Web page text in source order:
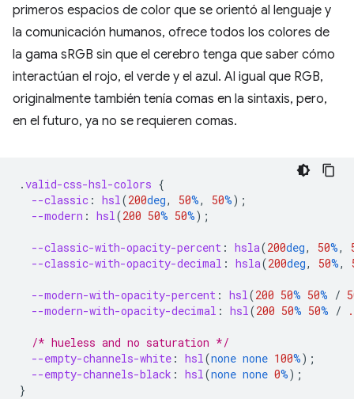
primeros espacios de color que se orientó al lenguaje y
la comunicación humanos, ofrece todos los colores de
la gama sRGB sin que el cerebro tenga que saber cómo
interactúan el rojo, el verde y el azul. Al igual que RGB,
originalmente también tenía comas en la sintaxis, pero,
en el futuro, ya no se requieren comas.
.valid-css-hsl-colors {
--classic : hsl(200deg, 50%, 50%);
--modern : hsl(200 50% 50%);
--classic-with-opacity-percent : hsla(200deg, 50%,
--classic-with-opacity-decimal : hsla(200deg, 50%,
--modern-with-opacity-percent : hsl(200 50% 50% /
--modern-with-opacity-decimal : hsl(200 50% 50% /
/* hueless and no saturation */
--empty-channels-white : hsl(none none 100%);
--empty-channels-black : hsl(none none 0%);
}